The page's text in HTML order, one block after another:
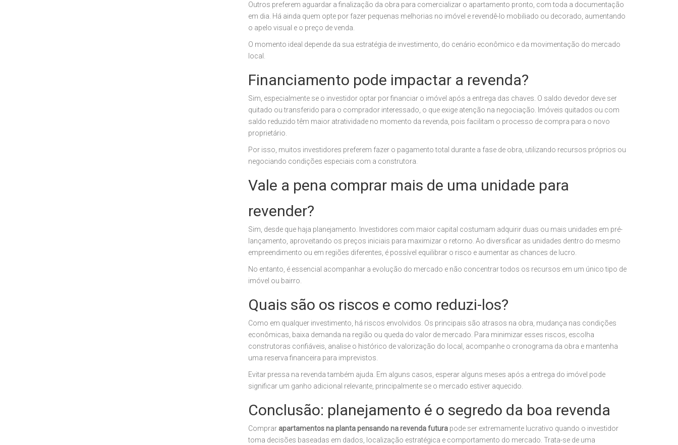
Outros preferem aguardar a finalização da obra para comercializar o apartamento pronto, com toda a documentação
em dia. Há ainda quem opte por fazer pequenas melhorias no imóvel e revendê-lo mobiliado ou decorado, aumentando
o apelo visual e o preço de venda.
O momento ideal depende da sua estratégia de investimento, do cenário econômico e da movimentação do mercado
local.
Financiamento pode impactar a revenda?
Sim, especialmente se o investidor optar por financiar o imóvel após a entrega das chaves. O saldo devedor deve ser
quitado ou transferido para o comprador interessado, o que exige atenção na negociação. Imóveis quitados ou com
saldo reduzido têm maior atratividade no momento da revenda, pois facilitam o processo de compra para o novo
proprietário.
Por isso, muitos investidores preferem fazer o pagamento total durante a fase de obra, utilizando recursos próprios ou
negociando condições especiais com a construtora.
Vale a pena comprar mais de uma unidade para
revender?
Sim, desde que haja planejamento. Investidores com maior capital costumam adquirir duas ou mais unidades em pré-
lançamento, aproveitando os preços iniciais para maximizar o retorno. Ao diversificar as unidades dentro do mesmo
empreendimento ou em regiões diferentes, é possível equilibrar o risco e aumentar as chances de lucro.
No entanto, é essencial acompanhar a evolução do mercado e não concentrar todos os recursos em um único tipo de
imóvel ou bairro.
Quais são os riscos e como reduzi-los?
Como em qualquer investimento, há riscos envolvidos. Os principais são atrasos na obra, mudança nas condições
econômicas, baixa demanda na região ou queda do valor de mercado. Para minimizar esses riscos, escolha
construtoras confiáveis, analise o histórico de valorização do local, acompanhe o cronograma da obra e mantenha
uma reserva financeira para imprevistos.
Evitar pressa na revenda também ajuda. Em alguns casos, esperar alguns meses após a entrega do imóvel pode
significar um ganho adicional relevante, principalmente se o mercado estiver aquecido.
Conclusão: planejamento é o segredo da boa revenda
Comprarapartamentos na planta pensando na revenda futura pode ser extremamente lucrativo quando o investidor
toma decisões baseadas em dados, localização estratégica e comportamento do mercado. Trata-se de uma